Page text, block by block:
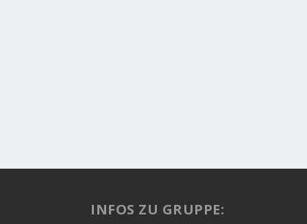
INFOS ZU GRUPPE: